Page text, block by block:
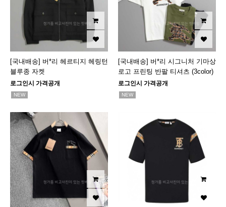
[국내배송] 버*리 헤르티지 헤링턴
블루종 자켓
로그인시 가격공개
NEW
[국내배송] 버*리 시그니처 기마상
로고 프린팅 반팔 티셔츠 (3color)
로그인시 가격공개
NEW